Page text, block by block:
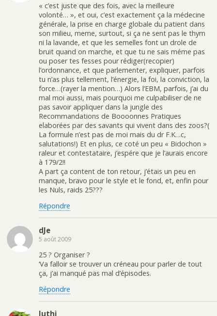
« c’est juste que des fois, avec la meilleure
volonté… », et oui, c’est exactement ça la médecine
générale, la prise en charge globale du patient dans
son milieu, meme, surtout, si ça ne sent pas le thym
ni la lavande, et que les semelles font un drole de
bruit quand on marche, et que tu ne sais méme pas
ou poser tes fesses pour rédiger(recopier)
l’ordonnance, et que parlementer, expliquer, parfois
tu n’as plus tellement, l’énergie, la foi, la conviction, la
force…(rayer la mention…) Alors l’EBM, parfois, j’ai du
mal moi aussi, mais pourquoi me culpabiliser de ne
pas savoir appliquer dans la jungle des
Recommandations de Boooonnes Pratiques
elaborées par des savants qui vivent dans des zoos?(
La formule n’est pas de moi mais du dr F.K…c,
salutations!) Et en plus, ce coté un peu « Bidochon »
raleur et contestataire, j’espére que je l’aurais encore
à 179/2!!
A part ça content de ton retour, j’étais un peu en
manque, bravo pour le style et le fond, et, enfin pour
les Nuls, raids 25???
Répondre
dJe
5 août 2009
25 ? Organiser ?
‘Va falloir se trouver un créneau pour parler de tout
ça, j’ai manqué pas mal d’épisodes.
Répondre
luthi